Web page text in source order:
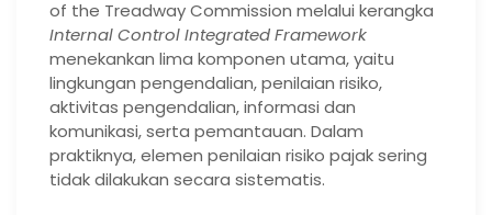
of the Treadway Commission melalui kerangka
Internal Control Integrated Framework
menekankan lima komponen utama, yaitu
lingkungan pengendalian, penilaian risiko,
aktivitas pengendalian, informasi dan
komunikasi, serta pemantauan. Dalam
praktiknya, elemen penilaian risiko pajak sering
tidak dilakukan secara sistematis.